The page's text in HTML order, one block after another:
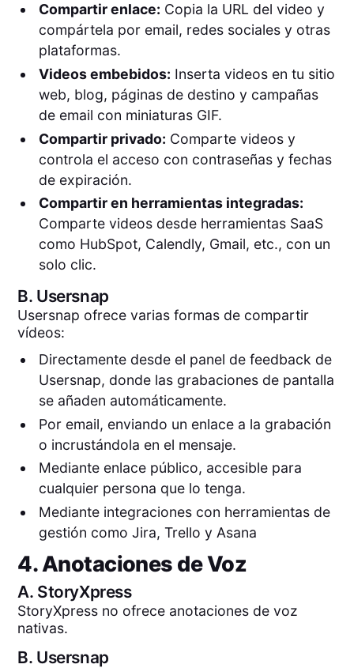
Compartir enlace: Copia la URL del video y
compártela por email, redes sociales y otras
plataformas.
Videos embebidos: Inserta videos en tu sitio
web, blog, páginas de destino y campañas
de email con miniaturas GIF.
Compartir privado: Comparte videos y
controla el acceso con contraseñas y fechas
de expiración.
Compartir en herramientas integradas:
Comparte videos desde herramientas SaaS
como HubSpot, Calendly, Gmail, etc., con un
solo clic.
B. Usersnap
Usersnap ofrece varias formas de compartir
vídeos:
Directamente desde el panel de feedback de
Usersnap, donde las grabaciones de pantalla
se añaden automáticamente.
Por email, enviando un enlace a la grabación
o incrustándola en el mensaje.
Mediante enlace público, accesible para
cualquier persona que lo tenga.
Mediante integraciones con herramientas de
gestión como Jira, Trello y Asana
4. Anotaciones de Voz
A. StoryXpress
StoryXpress no ofrece anotaciones de voz
nativas.
B. Usersnap